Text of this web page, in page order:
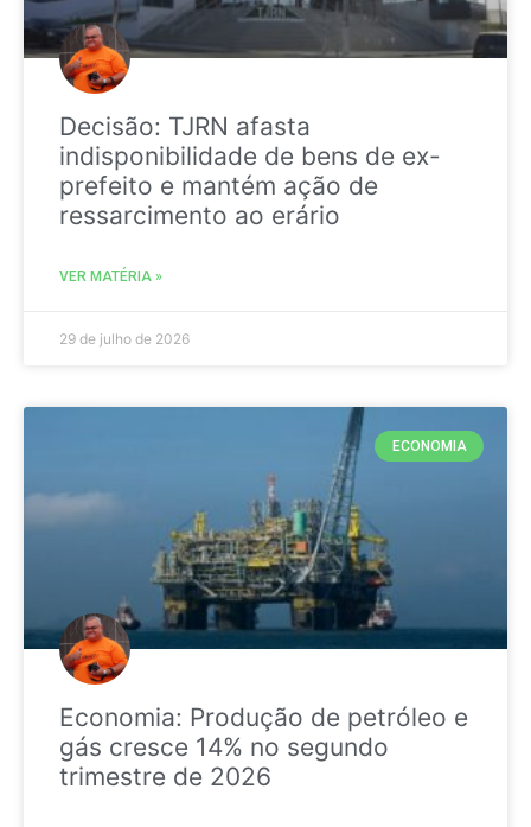
Decisão: TJRN afasta
indisponibilidade de bens de ex-
prefeito e mantém ação de
ressarcimento ao erário
VER MATÉRIA »
29 de julho de 2026
ECONOMIA
Economia: Produção de petróleo e
gás cresce 14% no segundo
trimestre de 2026